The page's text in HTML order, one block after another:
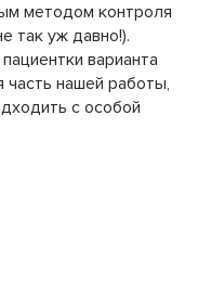
методом контроля
так уж давно!).
варианта
часть нашей работы,
с особой